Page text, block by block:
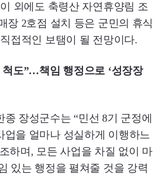
외에도 축령산 자연휴양림 조
장 2호점 설치 등은 군민의 휴식
접적인 보탬이 될 전망이다.
도”…책임 행정으로 ‘성장장
장성군수는 “민선 8기 군정에
업을 얼마나 성실하게 이행하느
하며, 모든 사업을 차질 없이 마
있는 행정을 펼쳐줄 것을 강력